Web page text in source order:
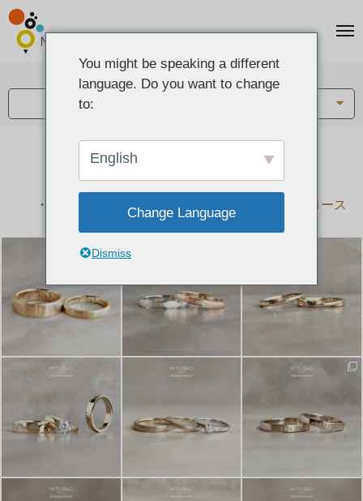
結婚指輪とペアリングのデザイン集
下記コースで手作りされた作品をご紹介します
手作り結婚指輪コース
手作りペアリングコース
You might be speaking a different
language. Do you want to change
to:
English
Change Language
Dismiss